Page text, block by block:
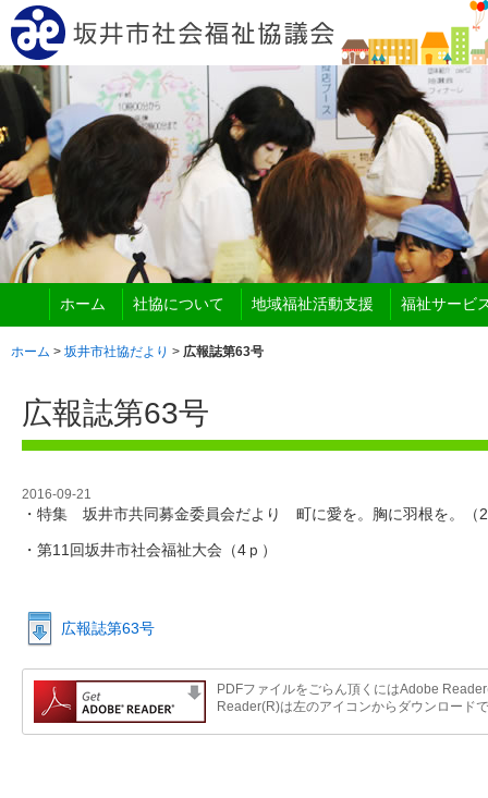
ホーム 社協について 地域福祉活動支援 福祉サービ
ホーム > 坂井市社協だより > 広報誌第63号
広報誌第63号
2016-09-21
・特集 坂井市共同募金委員会だより 町に愛を。胸に羽根を。（
・第11回坂井市社会福祉大会（4ｐ）
広報誌第63号
PDFファイルをごらん頂くにはAdobe
Reader(R)は左のアイコンからダウンロード